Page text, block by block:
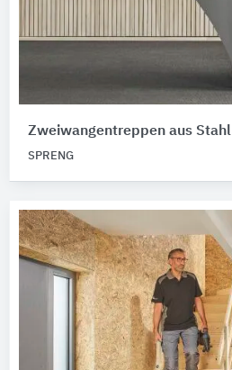
Zweiwangentreppen aus Stahl
SPRENG